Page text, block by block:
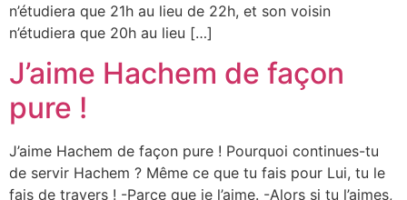
n’étudiera que 21h au lieu de 22h, et son voisin
n’étudiera que 20h au lieu […]
J’aime Hachem de façon
pure !
J’aime Hachem de façon pure ! Pourquoi continues-tu
de servir Hachem ? Même ce que tu fais pour Lui, tu le
fais de travers ! -Parce que je l’aime. -Alors si tu l’aimes,